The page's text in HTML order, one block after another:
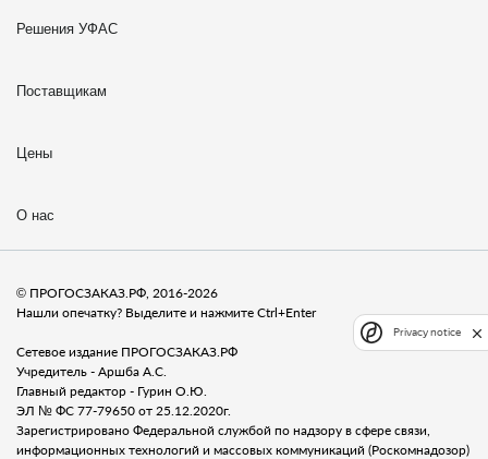
Решения УФАС
Поставщикам
Цены
О нас
© ПРОГОСЗАКАЗ.РФ, 2016-2026
Нашли опечатку? Выделите и нажмите Ctrl+Enter
Сетевое издание ПРОГОСЗАКАЗ.РФ
Учредитель - Аршба А.С.
Главный редактор - Гурин О.Ю.
ЭЛ № ФС 77-79650 от 25.12.2020г.
Зарегистрировано Федеральной службой по надзору в сфере связи,
информационных технологий и массовых коммуникаций (Роскомнадозор)
Privacy notice